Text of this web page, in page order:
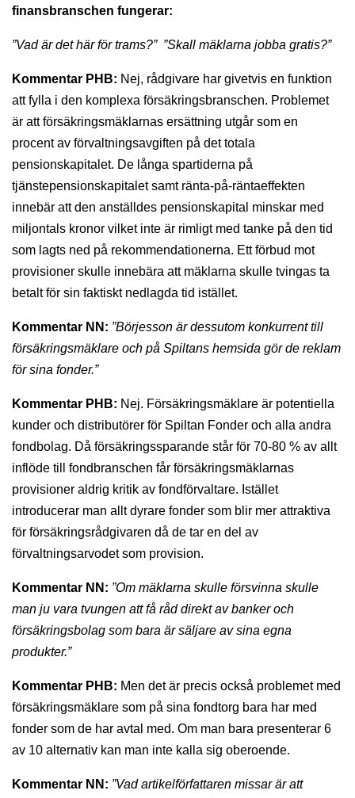
finansbranschen fungerar:
”Vad är det här för trams?” ”Skall mäklarna jobba gratis?”
Kommentar PHB: Nej, rådgivare har givetvis en funktion
att fylla i den komplexa försäkringsbranschen. Problemet
är att försäkringsmäklarnas ersättning utgår som en
procent av förvaltningsavgiften på det totala
pensionskapitalet. De långa spartiderna på
tjänstepensionskapitalet samt ränta-på-räntaeffekten
innebär att den anställdes pensionskapital minskar med
miljontals kronor vilket inte är rimligt med tanke på den tid
som lagts ned på rekommendationerna. Ett förbud mot
provisioner skulle innebära att mäklarna skulle tvingas ta
betalt för sin faktiskt nedlagda tid istället.
Kommentar NN: ”Börjesson är dessutom konkurrent till
försäkringsmäklare och på Spiltans hemsida gör de reklam
för sina fonder.”
Kommentar PHB: Nej. Försäkringsmäklare är potentiella
kunder och distributörer för Spiltan Fonder och alla andra
fondbolag. Då försäkringssparande står för 70-80 % av allt
inflöde till fondbranschen får försäkringsmäklarnas
provisioner aldrig kritik av fondförvaltare. Istället
introducerar man allt dyrare fonder som blir mer attraktiva
för försäkringsrådgivaren då de tar en del av
förvaltningsarvodet som provision.
Kommentar NN: ”Om mäklarna skulle försvinna skulle
man ju vara tvungen att få råd direkt av banker och
försäkringsbolag som bara är säljare av sina egna
produkter.”
Kommentar PHB: Men det är precis också problemet med
försäkringsmäklare som på sina fondtorg bara har med
fonder som de har avtal med. Om man bara presenterar 6
av 10 alternativ kan man inte kalla sig oberoende.
Kommentar NN: ”Vad artikelförfattaren missar är att